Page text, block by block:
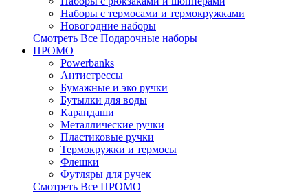
Наборы с термосами и термокружками
Новогодние наборы
Смотреть Все Подарочные наборы
ПРОМО
Powerbanks
Антистрессы
Бумажные и эко ручки
Бутылки для воды
Карандаши
Металлические ручки
Пластиковые ручки
Термокружки и термосы
Флешки
Футляры для ручек
Смотреть Все ПРОМО